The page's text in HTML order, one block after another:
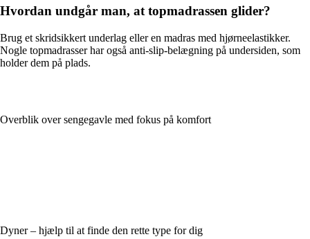
Hvordan undgår man, at topmadrassen glider?
Brug et skridsikkert underlag eller en madras med hjørneelastikker.
Nogle topmadrasser har også anti-slip-belægning på undersiden, som
holder dem på plads.
Overblik over sengegavle med fokus på komfort
Dyner – hjælp til at finde den rette type for dig